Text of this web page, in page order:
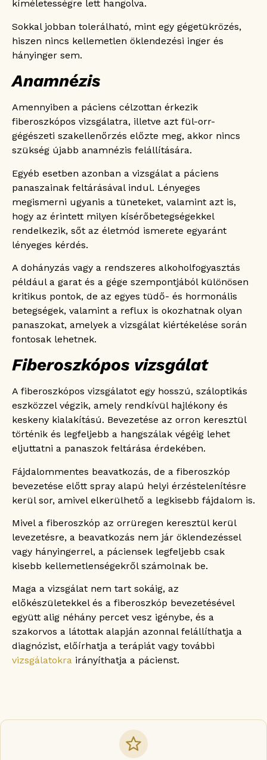
kíméletességre lett hangolva.
Sokkal jobban tolerálható, mint egy gégetükrözés,
hiszen nincs kellemetlen öklendezési inger és
hányinger sem.
Anamnézis
Amennyiben a páciens célzottan érkezik
fiberoszkópos vizsgálatra, illetve azt fül-orr-
gégészeti szakellenőrzés előzte meg, akkor nincs
szükség újabb anamnézis felállítására.
Egyéb esetben azonban a vizsgálat a páciens
panaszainak feltárásával indul. Lényeges
megismerni ugyanis a tüneteket, valamint azt is,
hogy az érintett milyen kísérőbetegségekkel
rendelkezik, sőt az életmód ismerete egyaránt
lényeges kérdés.
A dohányzás vagy a rendszeres alkoholfogyasztás
például a garat és a gége szempontjából különösen
kritikus pontok, de az egyes tüdő- és hormonális
betegségek, valamint a reflux is okozhatnak olyan
panaszokat, amelyek a vizsgálat kiértékelése során
fontosak lehetnek.
Fiberoszkópos vizsgálat
A fiberoszkópos vizsgálatot egy hosszú, száloptikás
eszközzel végzik, amely rendkívül hajlékony és
keskeny kialakítású. Bevezetése az orron keresztül
történik és legfeljebb a hangszálak végéig lehet
eljuttatni a panaszok feltárása érdekében.
Fájdalommentes beavatkozás, de a fiberoszkóp
bevezetése előtt spray alapú helyi érzéstelenítésre
kerül sor, amivel elkerülhető a legkisebb fájdalom is.
Mivel a fiberoszkóp az orrüregen keresztül kerül
levezetésre, a beavatkozás nem jár öklendezéssel
vagy hányingerrel, a páciensek legfeljebb csak
kisebb kellemetlenségekről számolnak be.
Maga a vizsgálat nem tart sokáig, az
előkészületekkel és a fiberoszkóp bevezetésével
együtt alig néhány percet vesz igénybe, és a
szakorvos a látottak alapján azonnal felállíthatja a
diagnózist, előírhatja a terápiát vagy további
vizsgálatokra irányíthatja a pácienst.